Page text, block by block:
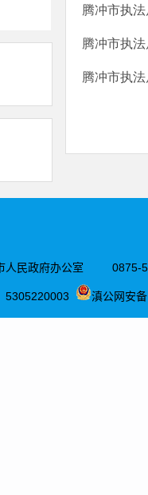
腾冲市执
腾冲市执
腾冲市执